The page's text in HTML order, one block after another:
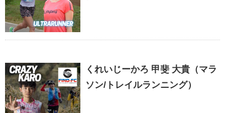
くれいじーかろ 甲斐 大貴（マラ
ソン/トレイルランニング）